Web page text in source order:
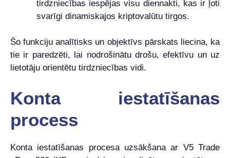
tirdzniecības iespējas visu diennakti, kas ir ļoti
svarīgi dinamiskajos kriptovalūtu tirgos.
Šo funkciju analītisks un objektīvs pārskats liecina, ka
tie ir paredzēti, lai nodrošinātu drošu, efektīvu un uz
lietotāju orientētu tirdzniecības vidi.
Konta iestatīšanas
process
Konta iestatīšanas procesa uzsākšana ar V5 Trade